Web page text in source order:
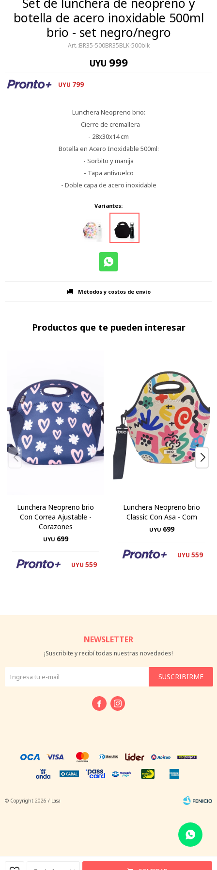
botella de acero inoxidable 500ml
brio - set negro/negro
BR35-500BR35BLK-500blk
UYU 999
UYU 799
Lunchera Neopreno brio:
- Cierre de cremallera
- 28x30x14 cm
Botella en Acero Inoxidable 500ml:
- Sorbito y manija
- Tapa antivuelco
- Doble capa de acero inoxidable
Variantes:
Métodos y costos de envío
Productos que te pueden interesar
Lunchera Neopreno brio
Con Correa Ajustable -
Corazones
UYU 699
UYU 559
Lunchera Neopreno brio
Classic Con Asa - Com
UYU 699
UYU 559
NEWSLETTER
¡Suscribite y recibí todas nuestras novedades!
SUSCRIBIRME
 
© Copyright 2026 / Lasa